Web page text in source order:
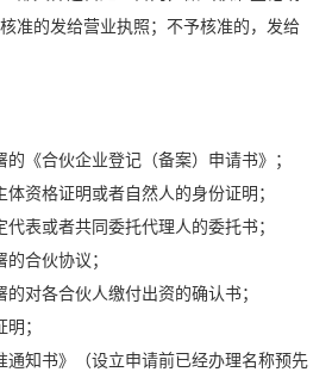
准的发给营业执照；不予核准的，发给
的《合伙企业登记（备案）申请书》；
体资格证明或者自然人的身份证明；
代表或者共同委托代理人的委托书；
的合伙协议；
的对各合伙人缴付出资的确认书；
；
通知书》（设立申请前已经办理名称预先